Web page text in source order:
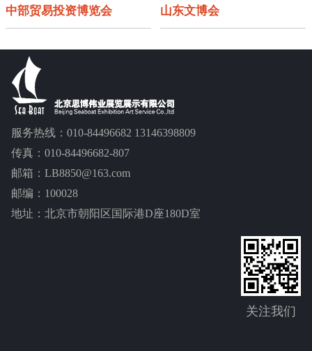
中部贸易投资博览会 山东文博会
服务热线：010-84496682 13146398809
传真：010-84496682-807
邮箱：LB8850@163.com
邮编：100028
地址：北京市朝阳区国际港D座180D室
关注我们